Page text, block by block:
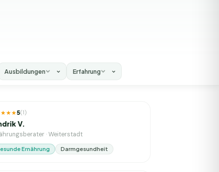
Ausbildungen Erfahrung
5(1)
V.
·Weiterstadt
Ernährung Darmgesundheit